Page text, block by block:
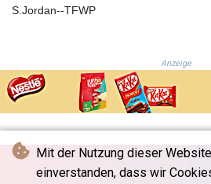
Mit der Nutzung dieser
einverstanden, dass wir
S.Jordan--TFWP
Anzeige